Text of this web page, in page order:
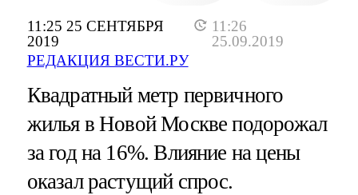
11:25 25 СЕНТЯБРЯ
2019
11:26
25.09.2019
РЕДАКЦИЯ ВЕСТИ.РУ
Квадратный метр первичного
жилья в Новой Москве подорожал
за год на 16%. Влияние на цены
оказал растущий спрос.